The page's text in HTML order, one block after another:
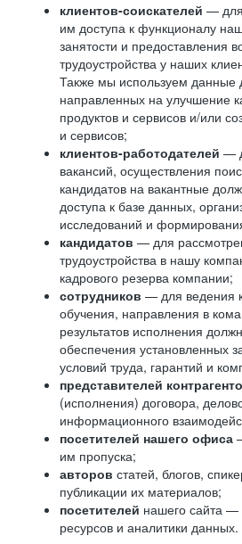
клиентов-соискателей —
им доступа к функционалу
занятости и предоставления
трудоустройства у наших
Также мы используем данные
направленных на улучшение
продуктов и сервисов и/или
и сервисов;
клиентов-работодателей —
вакансий, осуществления
кандидатов на вакантные
доступа к базе данных,
исследований и
кандидатов — для
трудоустройства в нашу
кадрового резерва компании;
сотрудников — для ведения
обучения, направления в
результатов исполнения
обеспечения установленных
условий труда, гарантий и
представителей
(исполнения) договора,
информационного
посетителей нашего офиса
им пропуска;
авторов статей, блогов,
публикации их материалов;
посетителей нашего сайта —
ресурсов и аналитики данных.